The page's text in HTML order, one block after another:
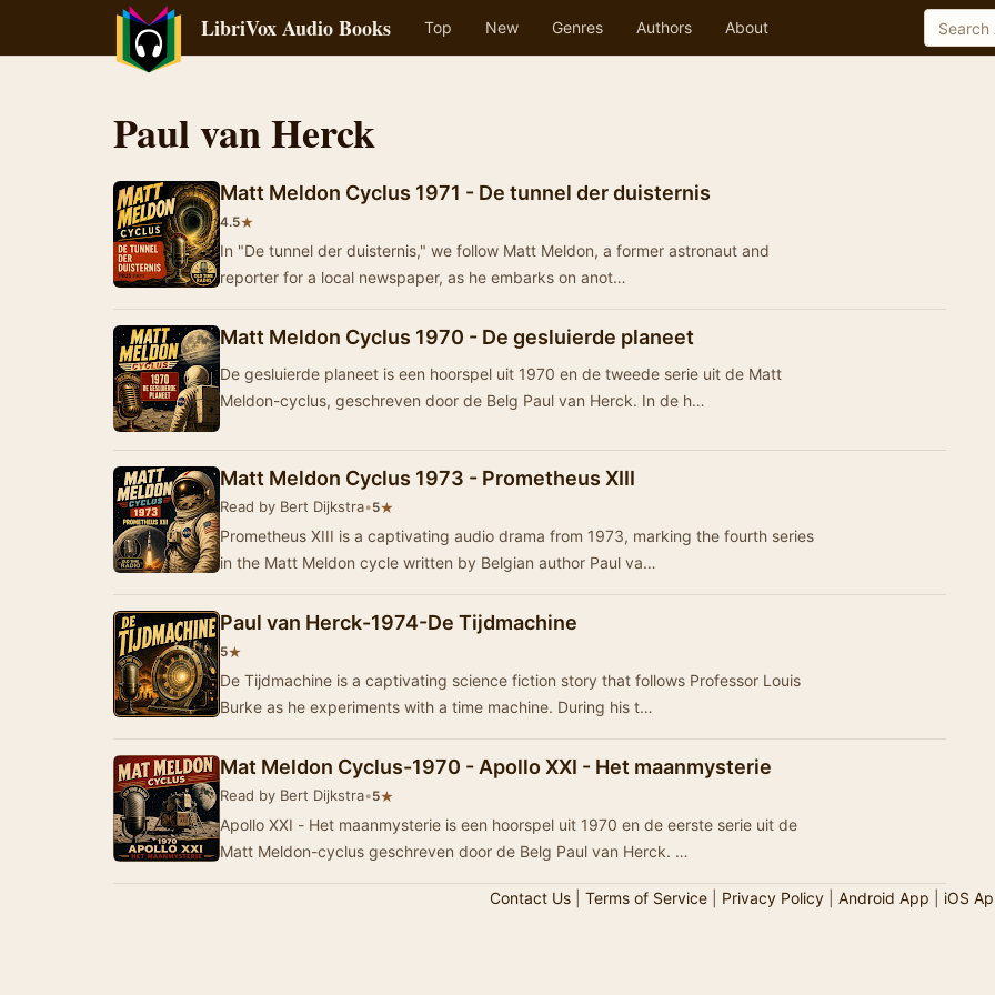
LibriVox Audio Books Top New Genres Authors About
Paul van Herck
Matt Meldon Cyclus 1971 - De tunnel der duisternis
4.5★
In "De tunnel der duisternis," we follow Matt Meldon, a former astronaut and
reporter for a local newspaper, as he embarks on anot…
Matt Meldon Cyclus 1970 - De gesluierde planeet
De gesluierde planeet is een hoorspel uit 1970 en de tweede serie uit de Matt
Meldon-cyclus, geschreven door de Belg Paul van Herck. In de h…
Matt Meldon Cyclus 1973 - Prometheus XIII
Read by Bert Dijkstra•5★
Prometheus XIII is a captivating audio drama from 1973, marking the fourth series
in the Matt Meldon cycle written by Belgian author Paul va…
Paul van Herck-1974-De Tijdmachine
5★
De Tijdmachine is a captivating science fiction story that follows Professor Louis
Burke as he experiments with a time machine. During his t…
Mat Meldon Cyclus-1970 - Apollo XXI - Het maanmysterie
Read by Bert Dijkstra•5★
Apollo XXI - Het maanmysterie is een hoorspel uit 1970 en de eerste serie uit de
Matt Meldon-cyclus geschreven door de Belg Paul van Herck. …
Contact Us| Terms of Service| Privacy Policy| Android App iOS